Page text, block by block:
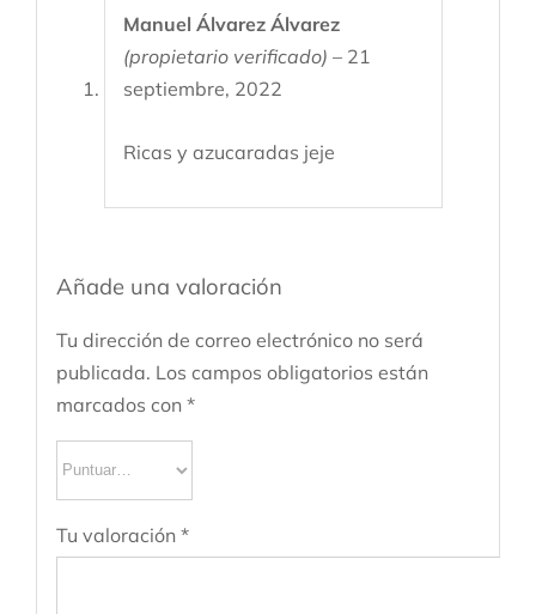
con
5
Manuel Álvarez Álvarez
(propietario verificado) – 21
septiembre, 2022
Ricas y azucaradas jeje
Añade una valoración
Tu dirección de correo electrónico no será
publicada. Los campos obligatorios están
marcados con *
Tu valoración *